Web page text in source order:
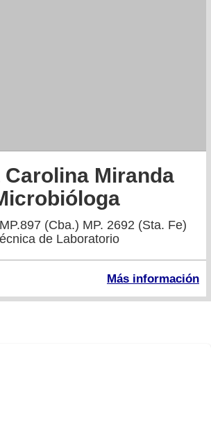
Carolina Miranda
(Cba.) MP. 2692 (Sta. Fe)
de Laboratorio
Más información